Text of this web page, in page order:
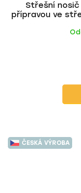
Střešní nosič
přípravou ve
ČESKÁ VÝROBA